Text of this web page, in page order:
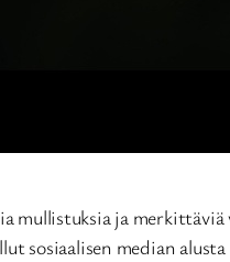
mullistuksia ja
sosiaalisen median